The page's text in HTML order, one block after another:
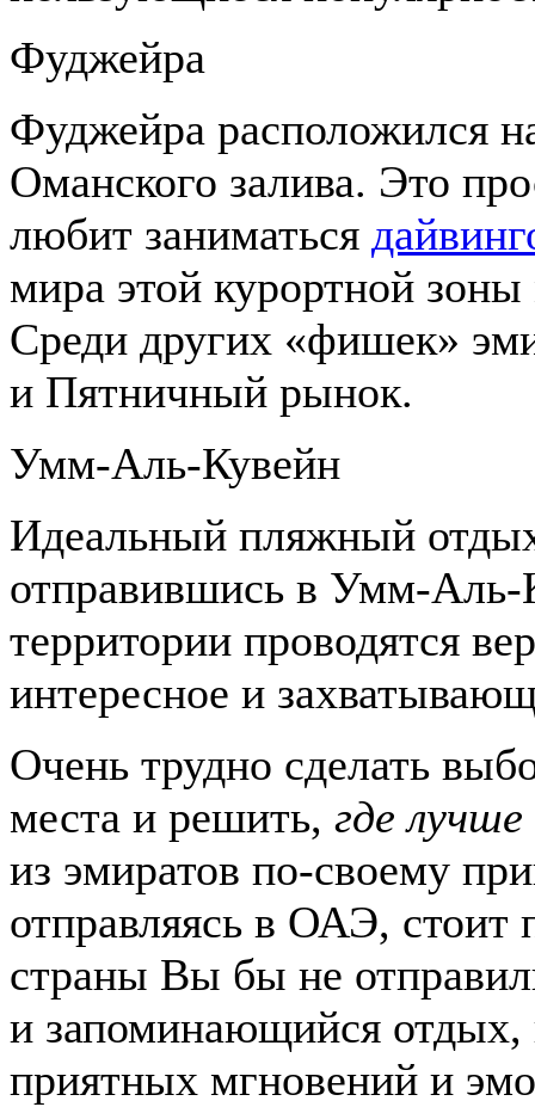
Фуджейра
Фуджейра расположился
Оманского залива. Это
любит заниматься
мира этой курортной
Среди других «фишек»
и Пятничный рынок.
Умм-Аль-Кувейн
Идеальный пляжный
отправившись в Умм-Аль-
территории проводятся
интересное и
Очень трудно сделать
места и решить, где
из эмиратов по-своему
отправляясь в ОАЭ, стоит
страны Вы бы не
и запоминающийся отдых,
приятных мгновений и